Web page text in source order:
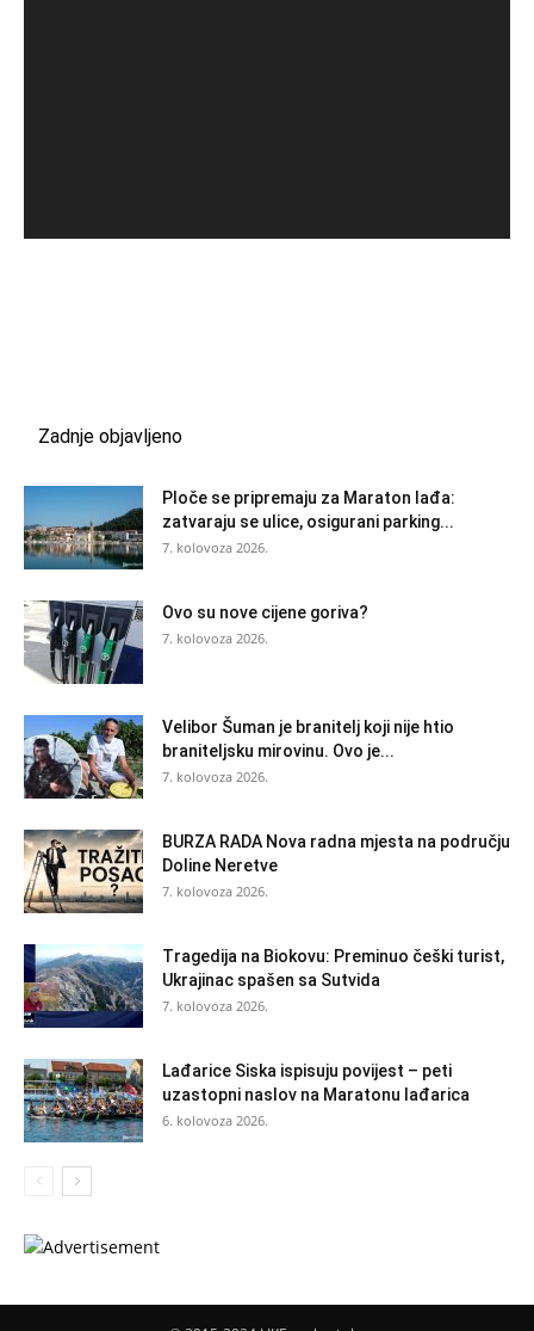
Zadnje objavljeno
Ploče se pripremaju za Maraton lađa:
zatvaraju se ulice, osigurani parking...
7. kolovoza 2026.
Ovo su nove cijene goriva?
7. kolovoza 2026.
Velibor Šuman je branitelj koji nije htio
braniteljsku mirovinu. Ovo je...
7. kolovoza 2026.
BURZA RADA Nova radna mjesta na području
Doline Neretve
7. kolovoza 2026.
Tragedija na Biokovu: Preminuo češki turist,
Ukrajinac spašen sa Sutvida
7. kolovoza 2026.
Lađarice Siska ispisuju povijest – peti
uzastopni naslov na Maratonu lađarica
6. kolovoza 2026.